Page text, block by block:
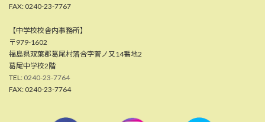
FAX: 0240-23-7767
【中学校校舎内事務所】
〒979-1602
福島県双葉郡葛尾村落合字菅ノ又14番地2
葛尾中学校2階
TEL: 0240-23-7764
FAX: 0240-23-7764